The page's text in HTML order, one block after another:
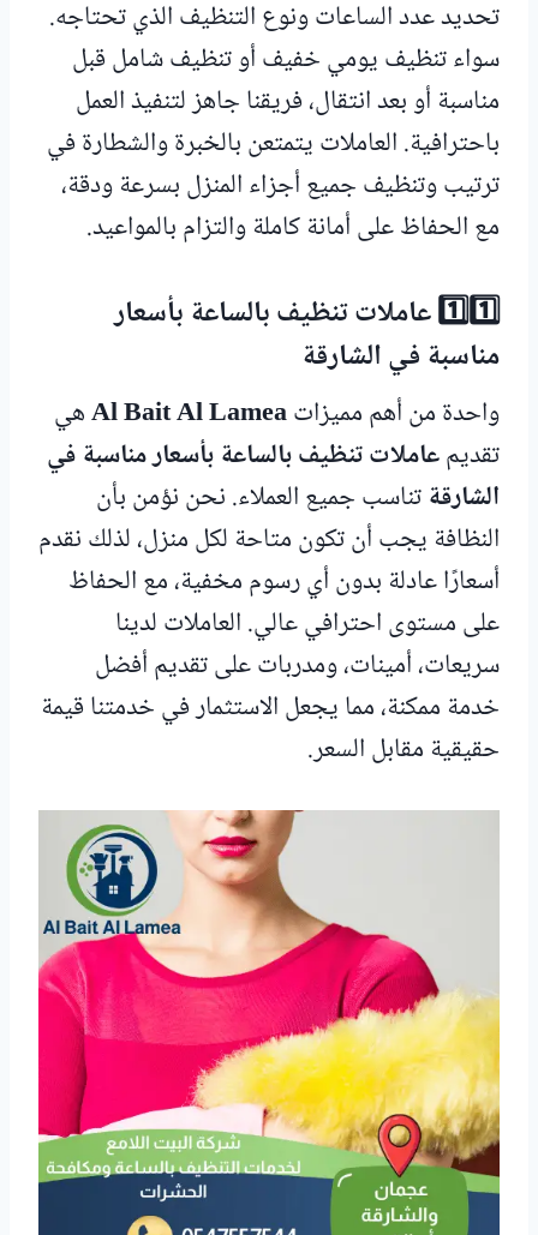
تحديد عدد الساعات ونوع التنظيف الذي تحتاجه.
سواء تنظيف يومي خفيف أو تنظيف شامل قبل
مناسبة أو بعد انتقال، فريقنا جاهز لتنفيذ العمل
باحترافية. العاملات يتمتعن بالخبرة والشطارة في
ترتيب وتنظيف جميع أجزاء المنزل بسرعة ودقة،
مع الحفاظ على أمانة كاملة والتزام بالمواعيد.
1️⃣1️⃣ عاملات تنظيف بالساعة بأسعار
مناسبة في الشارقة
واحدة من أهم مميزاتAl Bait Al Lameaهي
تقديمعاملات تنظيف بالساعة بأسعار مناسبة في
الشارقةتناسب جميع العملاء. نحن نؤمن بأن
النظافة يجب أن تكون متاحة لكل منزل، لذلك نقدم
أسعارًا عادلة بدون أي رسوم مخفية، مع الحفاظ
على مستوى احترافي عالي. العاملات لدينا
سريعات، أمينات، ومدربات على تقديم أفضل
خدمة ممكنة، مما يجعل الاستثمار في خدمتنا قيمة
حقيقية مقابل السعر.